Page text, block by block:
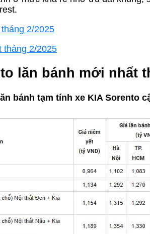
2/2025
tháng 2/2025
lăn bánh mới nhất
bánh tạm tính xe KIA Sorento